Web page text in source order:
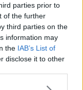
parties prior to
of the further
third parties on the
information may
the IAB’s List of
disclose it to other
or more Google
en större och
trångt.
och